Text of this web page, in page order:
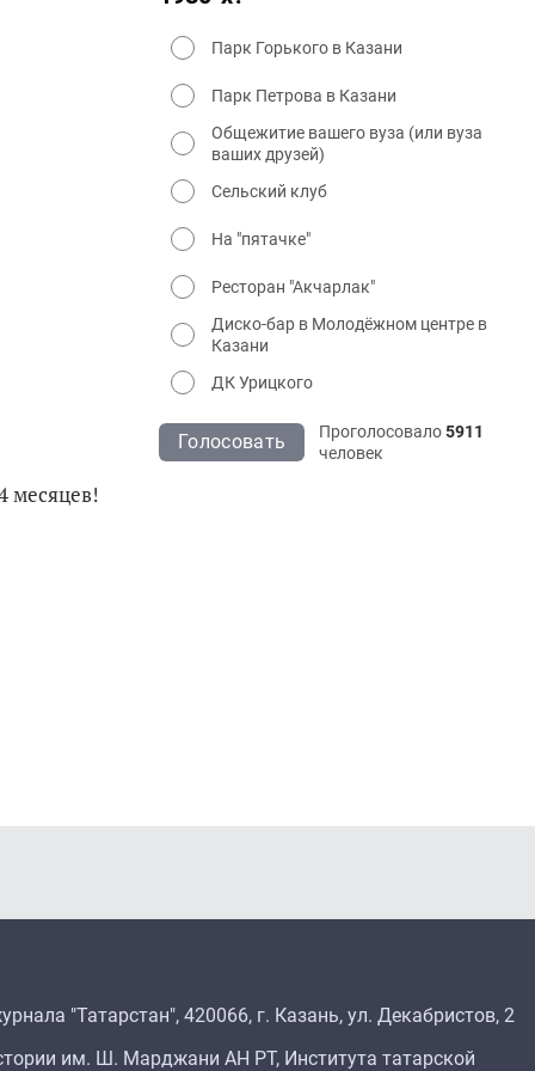
месяцев!
Парк Горького в Казани
Парк Петрова в Казани
Общежитие вашего вуза (или вуза
ваших друзей)
Сельский клуб
На "пятачке"
Ресторан "Акчарлак"
Диско-бар в Молодёжном центре в
Казани
ДК Урицкого
Голосовать Проголосовало5911
человек
"Татарстан", 420066, г. Казань, ул. Декабристов, 2
им. Ш. Марджани АН РТ, Института татарской